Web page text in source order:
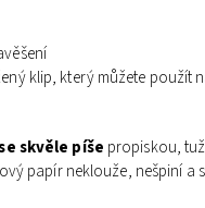
klip, který můžete použít
skvěle píše propiskou,
papír neklouže, nešpiní a